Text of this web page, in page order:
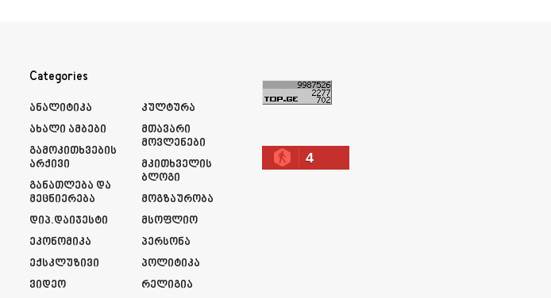
Categories
Ანალიტიკა
Ახალი Ამბები
Გამოკითხვების
Არქივი
Განათლება Და
Მეცნიერება
Დიპ.დაიჯესტი
Ეკონომიკა
Ექსკლუზივი
Ვიდეო
Კულტურა
Მთავარი
Მოვლენები
Მკითხველის
Ბლოგი
Მოგზაურობა
Მსოფლიო
Პერსონა
Პოლიტიკა
Რელიგია
4